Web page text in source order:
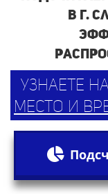
в г.
узнаете
место и